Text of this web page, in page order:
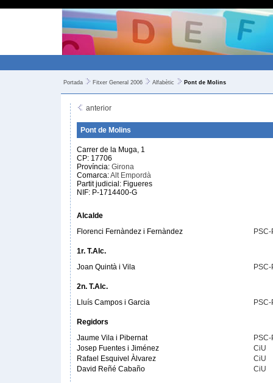
Portada Fitxer General 2006 Alfabètic Pont de Molins
anterior
Pont de Molins
Carrer de la Muga, 1
CP: 17706
Província: Girona
Comarca:Alt Empordà
Partit judicial: Figueres
NIF: P-1714400-G
Alcalde
Florenci Fernàndez i Fernàndez
PSC-
1r. T.Alc.
Joan Quintà i Vila
PSC-
2n. T.Alc.
Lluís Campos i Garcia
PSC-
Regidors
Jaume Vila i Pibernat
PSC-
Josep Fuentes i Jiménez
CiU
Rafael Esquivel Àlvarez
CiU
David Reñé Cabaño
CiU